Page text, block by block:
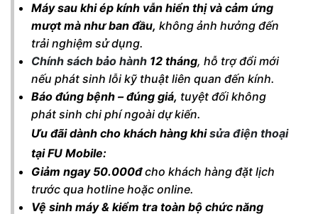
Máy sau khi ép kính vẫn hiển thị và cảm ứng
mượt mà như ban đầu, không ảnh hưởng đến
trải nghiệm sử dụng.
Chính sách bảo hành 12 tháng, hỗ trợ đổi mới
nếu phát sinh lỗi kỹ thuật liên quan đến kính.
Báo đúng bệnh – đúng giá, tuyệt đối không
phát sinh chi phí ngoài dự kiến.
Ưu đãi dành cho khách hàng khisửa điện thoại
tại FU Mobile:
Giảm ngay 50.000đcho khách hàng đặt lịch
trước qua hotline hoặc online.
Vệ sinh máy & kiểm tra toàn bộ chức năng